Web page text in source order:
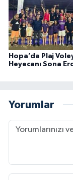
Hopa’da Plaj
Heyecanı Sona
Yorumlar